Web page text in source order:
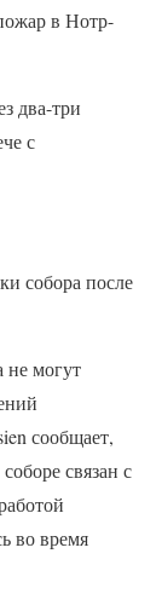
в Нотр-
два-три
с
собора после
не могут
сообщает,
связан с
во время